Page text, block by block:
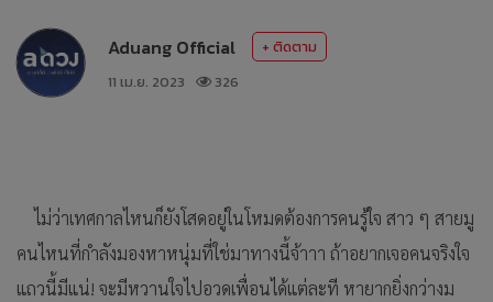
Aduang Official
+ ติดตาม
11 เม.ย. 2023
326
ไม่ว่าเทศกาลไหนก็ยังโสดอยู่ในโหมดต้องการคนรู้ใจ สาว ๆ สายมู
คนไหนที่กำลังมองหาหนุ่มที่ใช่มาทางนี้จ้าาา ถ้าอยากเจอคนจริงใจ
แถวนี้มีแน่! จะมีหวานใจไปอวดเพื่อนได้แต่ละที หายากยิ่งกว่างม